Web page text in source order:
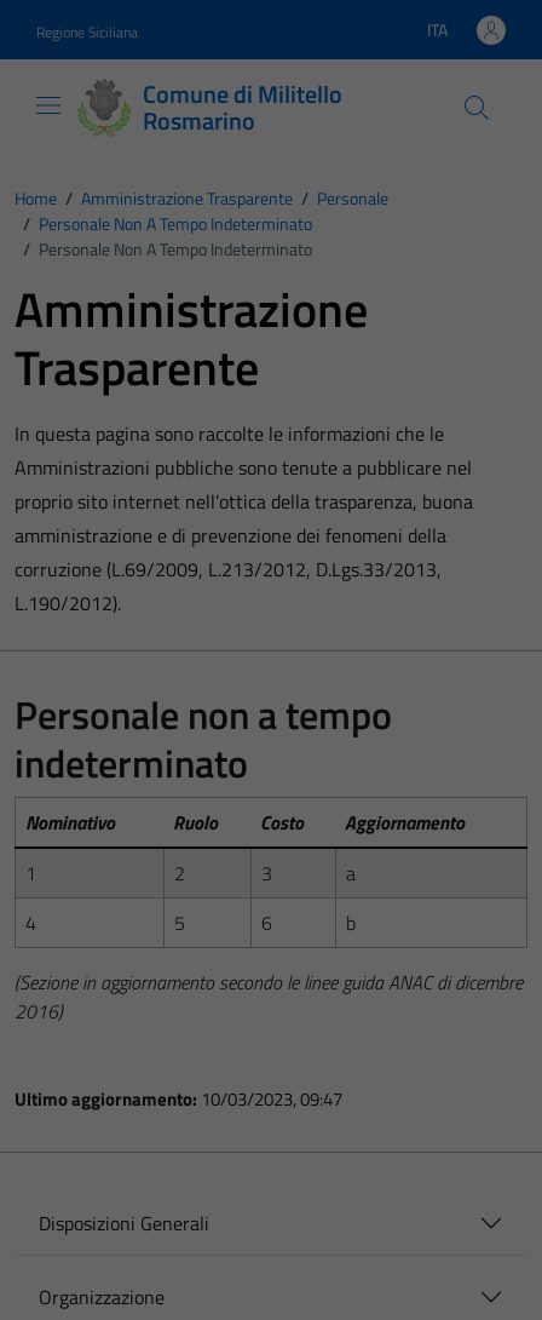
Regione Siciliana Lingua attiva:
ITA
Comune di Militello
Rosmarino
Home / Amministrazione Trasparente / Personale
/ Personale Non A Tempo Indeterminato
/ Personale Non A Tempo Indeterminato
Amministrazione
Trasparente
In questa pagina sono raccolte le informazioni che le
Amministrazioni pubbliche sono tenute a pubblicare nel
proprio sito internet nell’ottica della trasparenza, buona
amministrazione e di prevenzione dei fenomeni della
corruzione (L.69/2009, L.213/2012, D.Lgs.33/2013,
L.190/2012).
Personale non a tempo
indeterminato
Nominativo Ruolo Costo
Aggiornamento
1
2 3
a
4
5 6 b
(Sezione in aggiornamento secondo le linee guida ANAC di dicembre
2016)
Ultimo aggiornamento: 10/03/2023, 09:47
Disposizioni Generali
Organizzazione